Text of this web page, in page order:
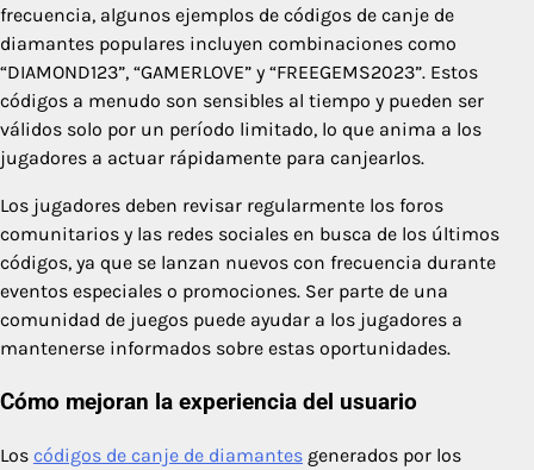
frecuencia, algunos ejemplos de códigos de canje de
diamantes populares incluyen combinaciones como
“DIAMOND123”, “GAMERLOVE” y “FREEGEMS2023”. Estos
códigos a menudo son sensibles al tiempo y pueden ser
válidos solo por un período limitado, lo que anima a los
jugadores a actuar rápidamente para canjearlos.
Los jugadores deben revisar regularmente los foros
comunitarios y las redes sociales en busca de los últimos
códigos, ya que se lanzan nuevos con frecuencia durante
eventos especiales o promociones. Ser parte de una
comunidad de juegos puede ayudar a los jugadores a
mantenerse informados sobre estas oportunidades.
Cómo mejoran la experiencia del usuario
Los códigos de canje de diamantes generados por los